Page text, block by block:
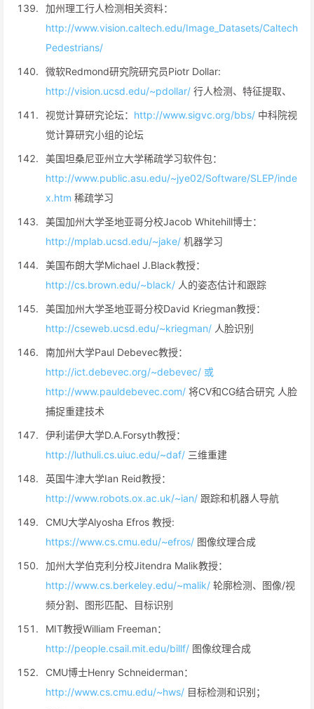
加州理工行人检测相关资料：
http://www.vision.caltech.edu/Image_Datasets/Caltech
Pedestrians/
微软Redmond研究院研究员Piotr Dollar:
http://vision.ucsd.edu/~pdollar/ 行人检测、特征提取、
视觉计算研究论坛： http://www.sigvc.org/bbs/ 中科院视
觉计算研究小组的论坛
美国坦桑尼亚州立大学稀疏学习软件包：
http://www.public.asu.edu/~jye02/Software/SLEP/inde
x.htm 稀疏学习
美国加州大学圣地亚哥分校Jacob Whitehill博士：
http://mplab.ucsd.edu/~jake/ 机器学习
美国布朗大学Michael J.Black教授：
http://cs.brown.edu/~black/ 人的姿态估计和跟踪
美国加州大学圣地亚哥分校David Kriegman教授：
http://cseweb.ucsd.edu/~kriegman/ 人脸识别
南加州大学Paul Debevec教授：
http://ict.debevec.org/~debevec/ 或
http://www.pauldebevec.com/ 将CV和CG结合研究 人脸
捕捉重建技术
伊利诺伊大学D.A.Forsyth教授：
http://luthuli.cs.uiuc.edu/~daf/ 三维重建
英国牛津大学Ian Reid教授：
http://www.robots.ox.ac.uk/~ian/ 跟踪和机器人导航
CMU大学Alyosha Efros 教授:
https://www.cs.cmu.edu/~efros/ 图像纹理合成
加州大学伯克利分校Jitendra Malik教授：
http://www.cs.berkeley.edu/~malik/ 轮廓检测、图像/视
频分割、图形匹配、目标识别
MIT教授William Freeman：
http://people.csail.mit.edu/billf/ 图像纹理合成
CMU博士Henry Schneiderman：
http://www.cs.cmu.edu/~hws/ 目标检测和识别；